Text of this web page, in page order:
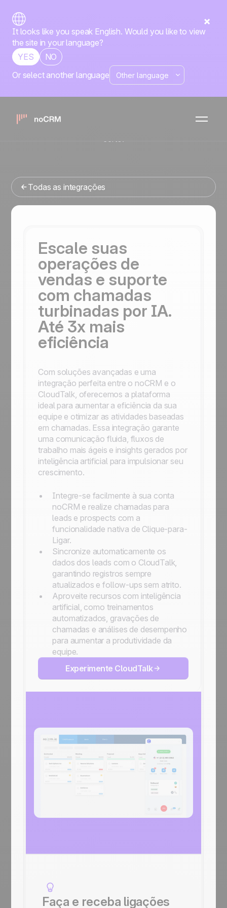
It looks like you speak English. Would you like to view
the site in your language?
YES
NO
Or select another language
Nativa
CloudTalkxnoCRM
Está procurando uma ferramenta de gestao de vendas
certo.
Todas as integrações
Escale suas
operações de
vendas e suporte
com chamadas
turbinadas por IA.
Até 3x mais
eficiência
Com soluções avançadas e uma
integração perfeita entre o noCRM e o
CloudTalk, oferecemos a plataforma
ideal para aumentar a eficiência da sua
equipe e otimizar as atividades baseadas
em chamadas. Essa integração garante
uma comunicação fluida, fluxos de
trabalho mais ágeis e insights gerados por
inteligência artificial para impulsionar seu
crescimento.
Integre-se facilmente à sua conta
noCRM e realize chamadas para
leads e prospects com a
funcionalidade nativa de Clique-para-
Ligar.
Sincronize automaticamente os
dados dos leads com o CloudTalk,
garantindo registros sempre
atualizados e follow-ups sem atrito.
Aproveite recursos com inteligência
artificial, como treinamentos
automatizados, gravações de
chamadas e análises de desempenho
para aumentar a produtividade da
equipe.
Experimente CloudTalk
Faça e receba ligações